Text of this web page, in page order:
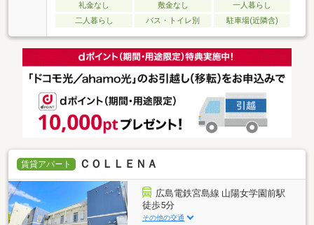
礼金なし 敷金なし
一人暮らし
二人暮らし
バス・トイレ別 駐車場(近隣含)
賃貸アパート ＣＯＬＬＥＮＡ
広島電鉄宮島線 山陽女学園前駅
徒歩5分
その他の交通